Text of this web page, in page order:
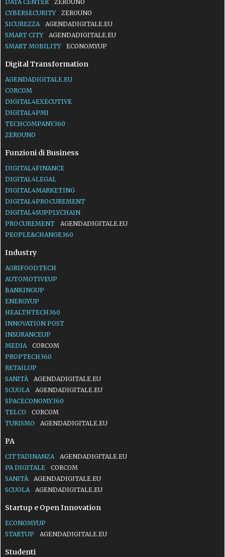
DATA CENTER
ZEROUNO
CYBERSECURITY
ZEROUNO
SICUREZZA
AGENDADIGITALE.EU
SMART CITY
AGENDADIGITALE.EU
SMART MOBILITY
ECONOMYUP
Digital Transformation
AGENDADIGITALE.EU
CORCOM
DIGITAL4EXECUTIVE
DIGITAL4PMI
TECHCOMPANY360
ZEROUNO
Funzioni di Business
DIGITAL4FINANCE
DIGITAL4LEGAL
DIGITAL4MARKETING
DIGITAL4PROCUREMENT
DIGITAL4SUPPLYCHAIN
PROCUREMENT
AGENDADIGITALE.EU
PEOPLE&CHANGE360
Industry
AGRIFOOD.TECH
AUTOMOTIVEUP
BANKINGUP
ENERGYUP
HEALTHTECH360
INNOVATION POST
INSURANCEUP
MEDIA
CORCOM
PROPTECH360
RETAILUP
SANITÀ
AGENDADIGITALE.EU
SCUOLA
AGENDADIGITALE.EU
SPACECONOMY360
TELCO
CORCOM
TURISMO
AGENDADIGITALE.EU
PA
CITTADINANZA
AGENDADIGITALE.EU
PA DIGITALE
CORCOM
SANITÀ
AGENDADIGITALE.EU
SCUOLA
AGENDADIGITALE.EU
Startup e Open Innovation
ECONOMYUP
STARTUP
AGENDADIGITALE.EU
Studenti